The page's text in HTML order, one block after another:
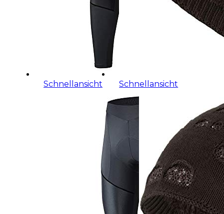
Schnellansicht Schnellansicht